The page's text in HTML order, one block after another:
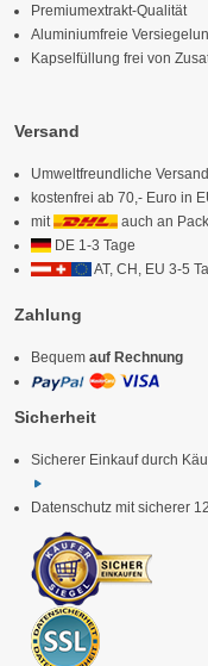
Premiumextrakt-Qualität
Aluminiumfreie
Kapselfüllung frei von
Versand
Umweltfreundliche
kostenfrei ab 70,- Euro in
mit
auch an
DE 1-3 Tage
AT, CH, EU 3-5
Zahlung
Bequem auf Rechnung
Sicherheit
Sicherer Einkauf durch
Datenschutz mit sicherer